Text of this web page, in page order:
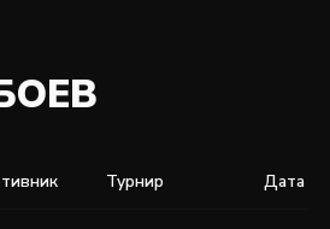
Турнир Дата